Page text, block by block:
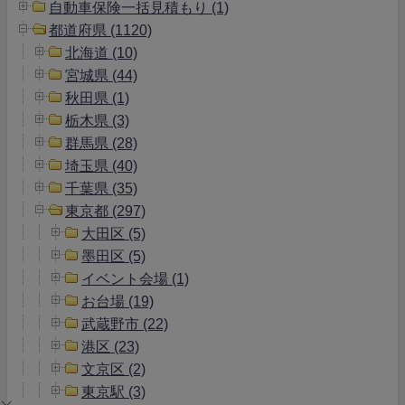
自動車保険一括見積もり (1)
都道府県 (1120)
北海道 (10)
宮城県 (44)
秋田県 (1)
栃木県 (3)
群馬県 (28)
埼玉県 (40)
千葉県 (35)
東京都 (297)
大田区 (5)
墨田区 (5)
イベント会場 (1)
お台場 (19)
武蔵野市 (22)
港区 (23)
文京区 (2)
東京駅 (3)